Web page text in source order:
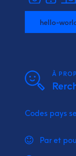
hello-
À
Codes pays
Par et